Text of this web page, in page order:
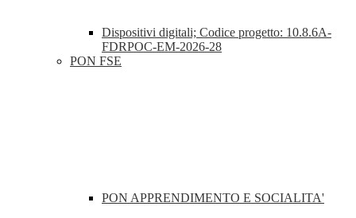
Dispositivi digitali; Codice progetto: 10.8.6A-
FDRPOC-EM-2026-28
PON FSE
PON APPRENDIMENTO E SOCIALITA'